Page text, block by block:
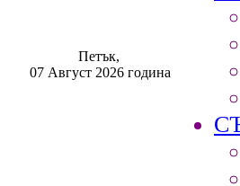
Петък,
07 Август 2026 година